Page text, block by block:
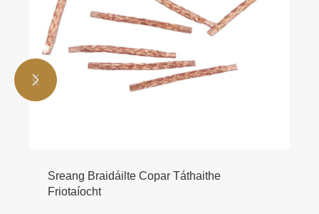
Sreang Braidáilte Copar Táthaithe
Friotaíocht

